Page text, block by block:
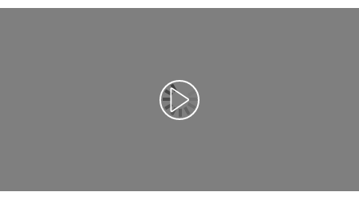
Lancer la vidéo